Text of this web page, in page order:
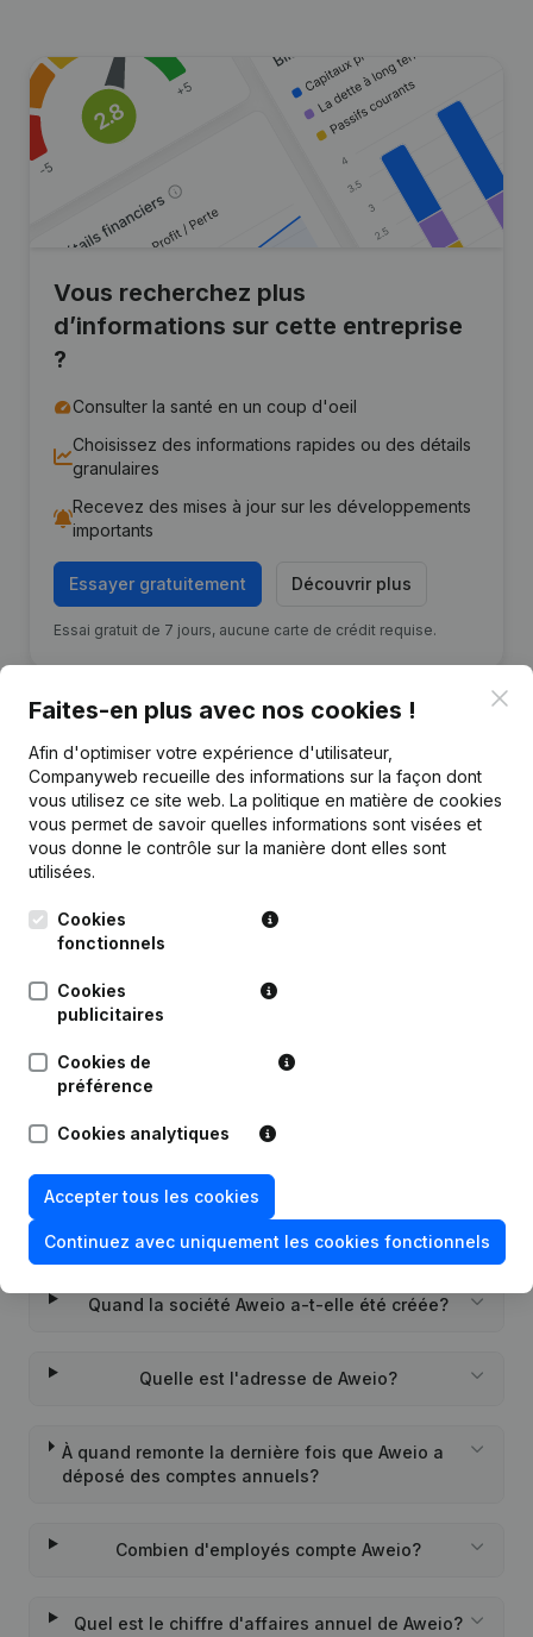
Vous recherchez plus
d’informations sur cette entreprise
?
Consulter la santé en un coup d'oeil
Choisissez des informations rapides ou des détails
granulaires
Recevez des mises à jour sur les développements
importants
Essayer gratuitement Découvrir plus
Essai gratuit de 7 jours, aucune carte de crédit requise.
Publicationsde Aweio
Date Publication
17-03-2023
Rubrique Constitution (Nouvelle
Personne Morale, Ouverture
Questions fréquemment posées
Quel est l'identifiant PEPPOL de Aweio?
Quand la société Aweio a-t-elle été créée?
Quelle est l'adresse de Aweio?
À quand remonte la dernière fois que Aweio a
déposé des comptes annuels?
Combien d'employés compte Aweio?
Quel est le chiffre d'affaires annuel de Aweio?
Faites-en plus avec nos cookies !
Afin d'optimiser votre expérience d'utilisateur,
Companyweb recueille des informations sur la façon dont
vous utilisez ce site web. La politique en matière de cookies
vous permet de savoir quelles informations sont visées et
vous donne le contrôle sur la manière dont elles sont
utilisées.
Cookies
fonctionnels
Cookies
publicitaires
Cookies de
préférence
Cookies analytiques
Accepter tous les cookies
Continuez avec uniquement les cookies fonctionnels